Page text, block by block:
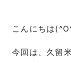
こんにちは
今回は、久留